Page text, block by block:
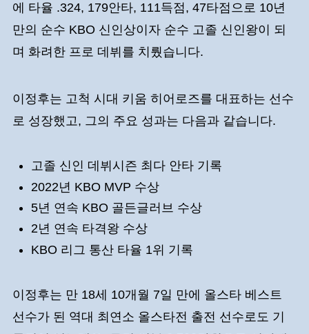
에 타율 .324, 179안타, 111득점, 47타점으로 10년
만의 순수 KBO 신인상이자 순수 고졸 신인왕이 되
며 화려한 프로 데뷔를 치뤘습니다.
이정후는 고척 시대 키움 히어로즈를 대표하는 선수
로 성장했고, 그의 주요 성과는 다음과 같습니다.
고졸 신인 데뷔시즌 최다 안타 기록
2022년 KBO MVP 수상
5년 연속 KBO 골든글러브 수상
2년 연속 타격왕 수상
KBO 리그 통산 타율 1위 기록
이정후는 만 18세 10개월 7일 만에 올스타 베스트
선수가 된 역대 최연소 올스타전 출전 선수로도 기